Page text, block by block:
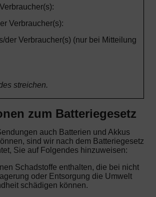
Verbraucher(s):
der Verbraucher(s) (nur bei Mitteilung
streichen.
zum Batteriegesetz
auch Batterien und Akkus
sind wir nach dem Batteriegesetz
Sie auf Folgendes hinzuweisen:
Schadstoffe enthalten, die bei nicht
oder Entsorgung die Umwelt
schädigen können.